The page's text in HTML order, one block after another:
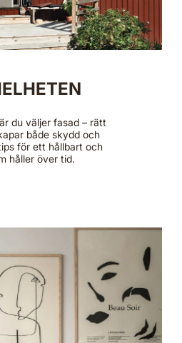
du väljer fasad – rätt
både skydd och
för ett hållbart och
håller över tid.